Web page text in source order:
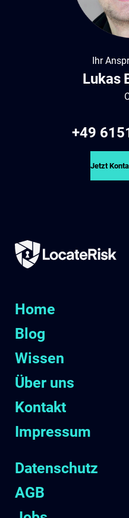
Ihr
Lukas
+49
Jetzt
Home
Blog
Wissen
Über uns
Kontakt
Impressum
Datenschutz
AGB